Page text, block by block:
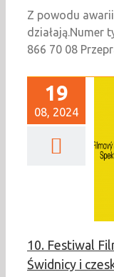
Z powodu
działają.Numer
866 70 08
19
08, 2024
Filmowy
w polskiej
10. Festiwal
Świdnicy i